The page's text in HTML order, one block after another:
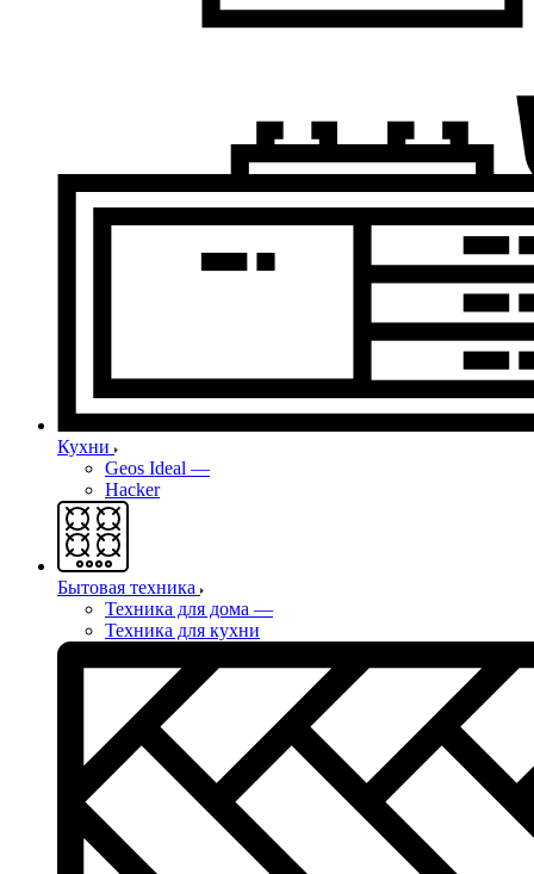
Кухни
Geos Ideal —
Hacker
Бытовая техника
Техника для дома —
Техника для кухни